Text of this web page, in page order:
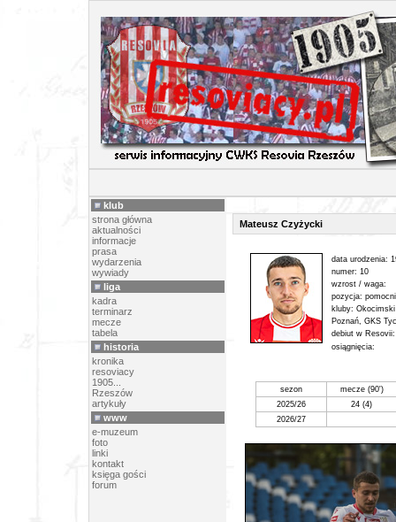
klub
strona główna
aktualności
informacje
prasa
wydarzenia
wywiady
liga
kadra
terminarz
mecze
tabela
historia
kronika
resoviacy
1905...
Rzeszów
artykuły
www
e-muzeum
foto
linki
kontakt
księga gości
forum
Mateusz Czyżycki
data urodzenia:
numer: 10
wzrost / waga:
pozycja:
kluby:
Poznań, GKS
debiut w
osiągnięcia:
sezon
mecze (90')
2025/26
24 (4)
2026/27